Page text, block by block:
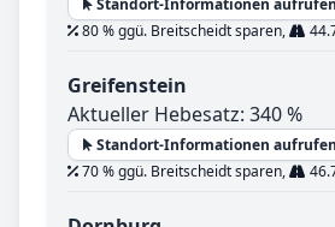
80 % ggü. Breitscheidt sparen,
Greifenstein
Aktueller Hebesatz: 340 %
Standort-Informationen aufrufen
70 % ggü. Breitscheidt sparen,